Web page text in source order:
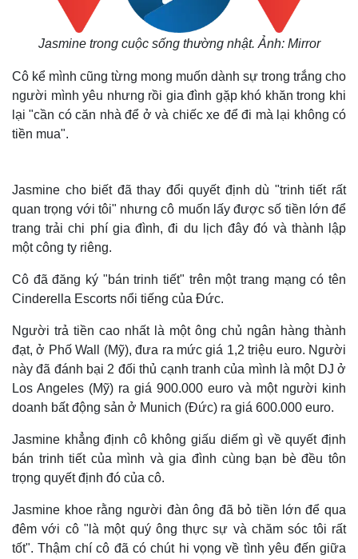
Thế giới
Multimedia
Jasmine trong cuộc sống thường nhật. Ảnh: Mirror
Cô kể mình cũng từng mong muốn dành sự trong trắng cho
người mình yêu nhưng rồi gia đình gặp khó khăn trong khi
lại "cần có căn nhà để ở và chiếc xe để đi mà lại không có
tiền mua".
Jasmine cho biết đã thay đổi quyết định dù "trinh tiết rất
quan trọng với tôi" nhưng cô muốn lấy được số tiền lớn để
trang trải chi phí gia đình, đi du lịch đây đó và thành lập
một công ty riêng.
Cô đã đăng ký "bán trinh tiết" trên một trang mạng có tên
Cinderella Escorts nổi tiếng của Đức.
Người trả tiền cao nhất là một ông chủ ngân hàng thành
đạt, ở Phố Wall (Mỹ), đưa ra mức giá 1,2 triệu euro. Người
này đã đánh bại 2 đối thủ cạnh tranh của mình là một DJ ở
Los Angeles (Mỹ) ra giá 900.000 euro và một người kinh
doanh bất động sản ở Munich (Đức) ra giá 600.000 euro.
Jasmine khẳng định cô không giấu diếm gì về quyết định
bán trinh tiết của mình và gia đình cùng bạn bè đều tôn
trọng quyết định đó của cô.
Jasmine khoe rằng người đàn ông đã bỏ tiền lớn để qua
đêm với cô "là một quý ông thực sự và chăm sóc tôi rất
tốt". Thậm chí cô đã có chút hi vọng về tình yêu đến giữa